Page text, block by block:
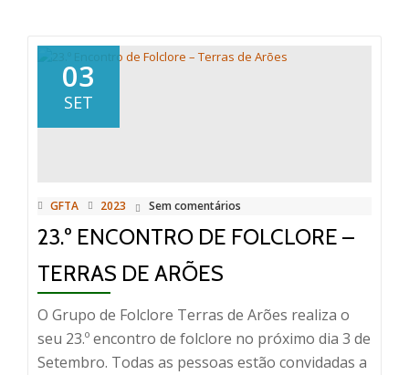
e
03
SET
GFTA 2023 Sem comentários
23.º ENCONTRO DE FOLCLORE –
TERRAS DE ARÕES
O Grupo de Folclore Terras de Arões realiza o
seu 23.º encontro de folclore no próximo dia 3 de
Setembro. Todas as pessoas estão convidadas a